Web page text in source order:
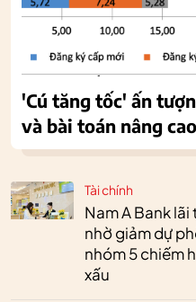
Tài chính
Nam A Bank
nhờ giảm dự
nhóm 5 chiếm
xấu
'Cú tăng tốc' ấn
và bài toán nâng